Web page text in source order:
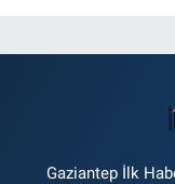
Gaziantep İlk